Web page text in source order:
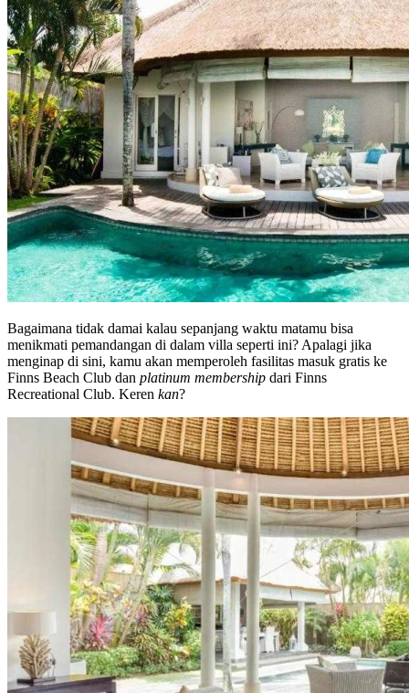
Bagaimana tidak damai kalau sepanjang waktu matamu bisa
menikmati pemandangan di dalam villa seperti ini? Apalagi jika
menginap di sini, kamu akan memperoleh fasilitas masuk gratis ke
Finns Beach Club dan platinum membership dari Finns
Recreational Club. Keren kan?